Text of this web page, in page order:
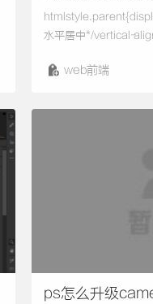
水平居中*/vertical-
display:inline-
web前端
ps怎么升级